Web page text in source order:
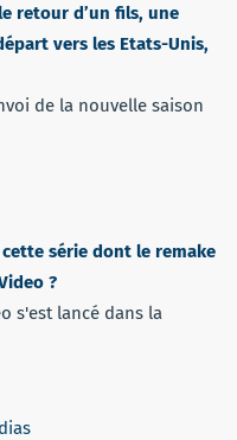
retour d’un fils, une
vers les Etats-Unis,
de la nouvelle saison
série dont le remake
?
s'est lancé dans la